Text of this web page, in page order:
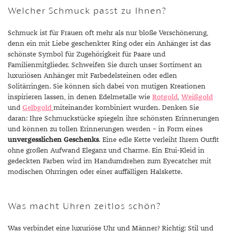
Welcher Schmuck passt zu Ihnen?
Schmuck ist für Frauen oft mehr als nur bloße Verschönerung,
denn ein mit Liebe geschenkter Ring oder ein Anhänger ist das
schönste Symbol für Zugehörigkeit für Paare und
Familienmitglieder. Schweifen Sie durch unser Sortiment an
luxuriösen Anhänger mit Farbedelsteinen oder edlen
Solitärringen. Sie können sich dabei von mutigen Kreationen
inspirieren lassen, in denen Edelmetalle wie Rotgold, Weißgold
und Gelbgold miteinander kombiniert wurden. Denken Sie
daran: Ihre Schmuckstücke spiegeln ihre schönsten Erinnerungen
und können zu tollen Erinnerungen werden – in Form eines
unvergesslichen Geschenks. Eine edle Kette verleiht Ihrem Outfit
ohne großen Aufwand Eleganz und Charme. Ein Etui-Kleid in
gedeckten Farben wird im Handumdrehen zum Eyecatcher mit
modischen Ohrringen oder einer auffälligen Halskette.
Was macht Uhren zeitlos schön?
Was verbindet eine luxuriöse Uhr und Männer? Richtig: Stil und